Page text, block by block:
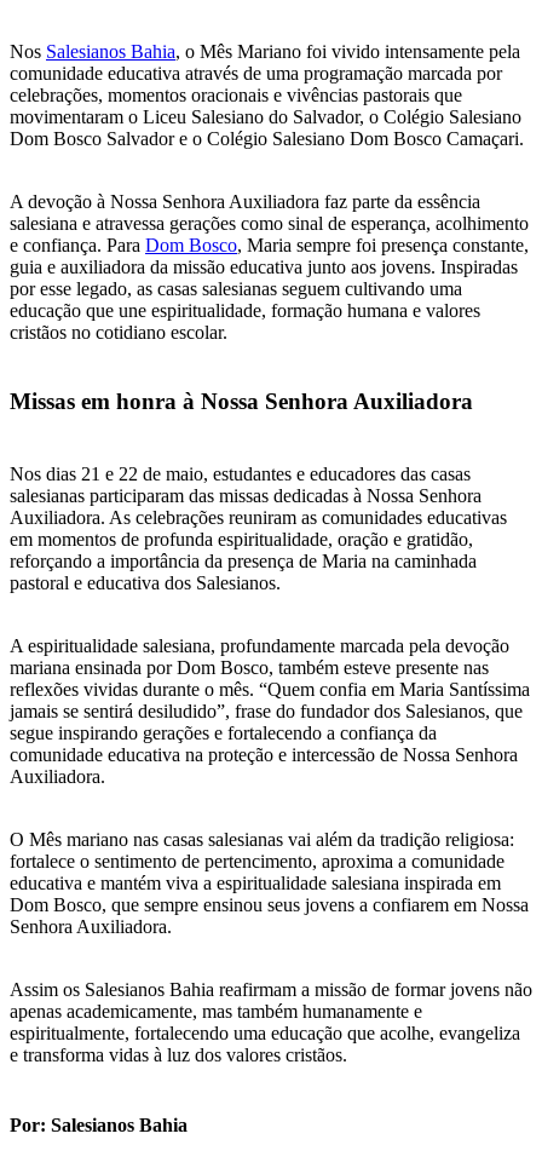
Nos Salesianos Bahia, o Mês Mariano foi vivido intensamente pela
comunidade educativa através de uma programação marcada por
celebrações, momentos oracionais e vivências pastorais que
movimentaram o Liceu Salesiano do Salvador, o Colégio Salesiano
Dom Bosco Salvador e o Colégio Salesiano Dom Bosco Camaçari.
A devoção à Nossa Senhora Auxiliadora faz parte da essência
salesiana e atravessa gerações como sinal de esperança, acolhimento
e confiança. Para Dom Bosco, Maria sempre foi presença constante,
guia e auxiliadora da missão educativa junto aos jovens. Inspiradas
por esse legado, as casas salesianas seguem cultivando uma
educação que une espiritualidade, formação humana e valores
cristãos no cotidiano escolar.
Missas em honra à Nossa Senhora Auxiliadora
Nos dias 21 e 22 de maio, estudantes e educadores das casas
salesianas participaram das missas dedicadas à Nossa Senhora
Auxiliadora. As celebrações reuniram as comunidades educativas
em momentos de profunda espiritualidade, oração e gratidão,
reforçando a importância da presença de Maria na caminhada
pastoral e educativa dos Salesianos.
A espiritualidade salesiana, profundamente marcada pela devoção
mariana ensinada por Dom Bosco, também esteve presente nas
reflexões vividas durante o mês. “Quem confia em Maria Santíssima
jamais se sentirá desiludido”, frase do fundador dos Salesianos, que
segue inspirando gerações e fortalecendo a confiança da
comunidade educativa na proteção e intercessão de Nossa Senhora
Auxiliadora.
O Mês mariano nas casas salesianas vai além da tradição religiosa:
fortalece o sentimento de pertencimento, aproxima a comunidade
educativa e mantém viva a espiritualidade salesiana inspirada em
Dom Bosco, que sempre ensinou seus jovens a confiarem em Nossa
Senhora Auxiliadora.
Assim os Salesianos Bahia reafirmam a missão de formar jovens não
apenas academicamente, mas também humanamente e
espiritualmente, fortalecendo uma educação que acolhe, evangeliza
e transforma vidas à luz dos valores cristãos.
Por: Salesianos Bahia